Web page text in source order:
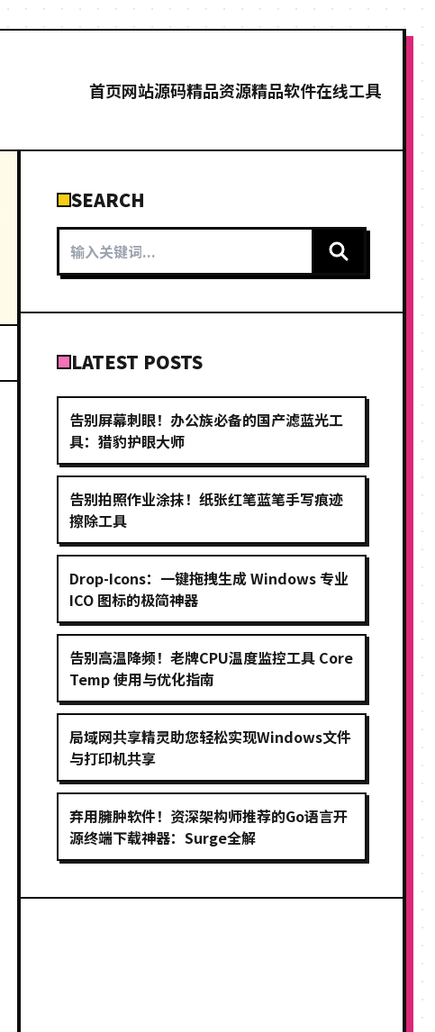
首页网站源码精品资源精品软件在线工具
SEARCH
LATEST POSTS
告别屏幕刺眼！办公族必备的国产滤蓝光工
具：猎豹护眼大师
告别拍照作业涂抹！纸张红笔蓝笔手写痕迹
擦除工具
Drop-Icons：一键拖拽生成 Windows 专业
ICO 图标的极简神器
告别高温降频！老牌CPU温度监控工具 Core
Temp 使用与优化指南
局域网共享精灵助您轻松实现Windows文件
与打印机共享
弃用臃肿软件！资深架构师推荐的Go语言开
源终端下载神器：Surge全解